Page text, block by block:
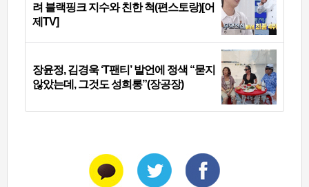
려 블랙핑크 지수와 친한 척(편스토랑)[어
제TV]
장윤정, 김경욱 ‘T팬티’ 발언에 정색 “묻지
않았는데, 그것도 성희롱”(장공장)